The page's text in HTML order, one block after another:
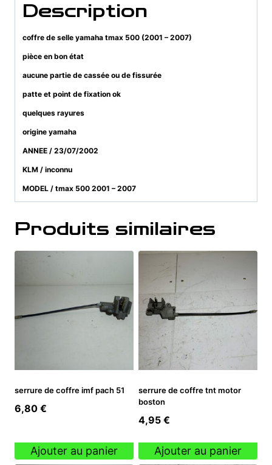
2007)
Description
coffre de selle yamaha tmax 500 (2001 – 2007)
pièce en bon état
aucune partie de cassée ou de fissurée
patte et point de fixation ok
quelques rayures
origine yamaha
ANNEE / 23/07/2002
KLM / inconnu
MODEL / tmax 500 2001 – 2007
Produits similaires
serrure de coffre imf pach 51
6,80 €
Ajouter au panier
serrure de coffre tnt motor
boston
4,95 €
Ajouter au panier